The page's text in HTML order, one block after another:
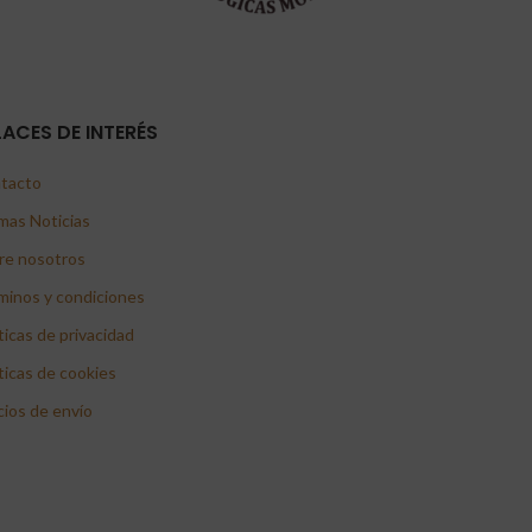
DE INTERÉS
Noticias
nosotros
y condiciones
de privacidad
de cookies
de envío